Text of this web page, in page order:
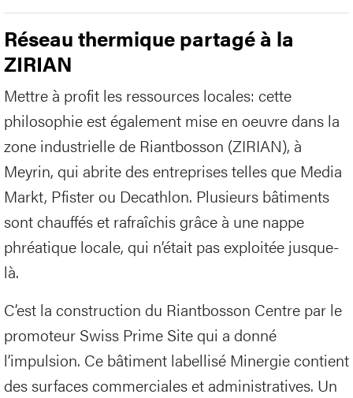
Réseau thermique partagé à la
ZIRIAN
Mettre à profit les ressources locales: cette
philosophie est également mise en oeuvre dans la
zone industrielle de Riantbosson (ZIRIAN), à
Meyrin, qui abrite des entreprises telles que Media
Markt, Pfister ou Decathlon. Plusieurs bâtiments
sont chauffés et rafraîchis grâce à une nappe
phréatique locale, qui n’était pas exploitée jusque-
là.
C’est la construction du Riantbosson Centre par le
promoteur Swiss Prime Site qui a donné
l’impulsion. Ce bâtiment labellisé Minergie contient
des surfaces commerciales et administratives. Un